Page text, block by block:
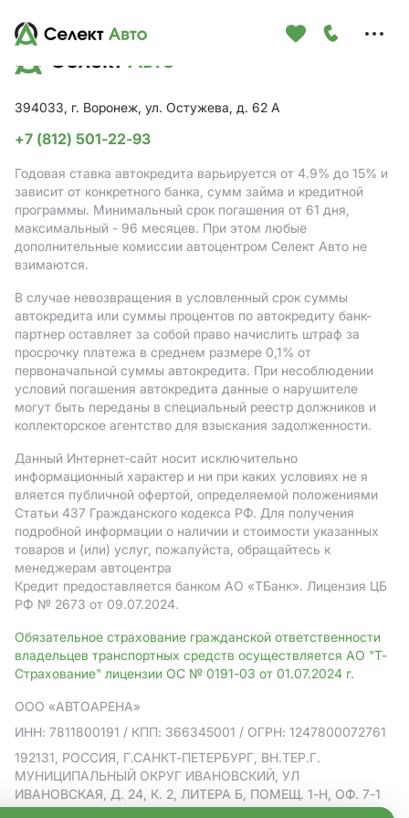
394033, г. Воронеж, ул. Остужева, д. 62 А
+7 (812) 501-22-93
Годовая ставка автокредита варьируется от 4.9% до 15% и
зависит от конкретного банка, сумм займа и кредитной
программы. Минимальный срок погашения от 61 дня,
максимальный - 96 месяцев. При этом любые
дополнительные комиссии автоцентром Селект Авто не
взимаются.
В случае невозвращения в условленный срок суммы
автокредита или суммы процентов по автокредиту банк-
партнер оставляет за собой право начислить штраф за
просрочку платежа в среднем размере 0,1% от
первоначальной суммы автокредита. При несоблюдении
условий погашения автокредита данные о нарушителе
могут быть переданы в специальный реестр должников и
коллекторское агентство для взыскания задолженности.
Данный Интернет-сайт носит исключительно
информационный характер и ни при каких условиях не я
вляется публичной офертой, определяемой положениями
Статьи 437 Гражданского кодекса РФ. Для получения
подробной информации о наличии и стоимости указанных
товаров и (или) услуг, пожалуйста, обращайтесь к
менеджерам автоцентра
Кредит предоставляется банком АO «ТБанк». Лицензия ЦБ
РФ № 2673 от 09.07.2024.
Обязательное страхование гражданской ответственности
владельцев транспортных средств осуществляется АО "Т-
Страхование" лицензии ОС № 0191-03 от 01.07.2024 г.
ООО «АВТОАРЕНА»
ИНН: 7811800191 / КПП: 366345001 / ОГРН: 1247800072761
192131, РОССИЯ, Г.САНКТ-ПЕТЕРБУРГ, ВН.ТЕР.Г.
МУНИЦИПАЛЬНЫЙ ОКРУГ ИВАНОВСКИЙ, УЛ
ИВАНОВСКАЯ, Д. 24, К. 2, ЛИТЕРА Б, ПОМЕЩ. 1-Н, ОФ. 7-1